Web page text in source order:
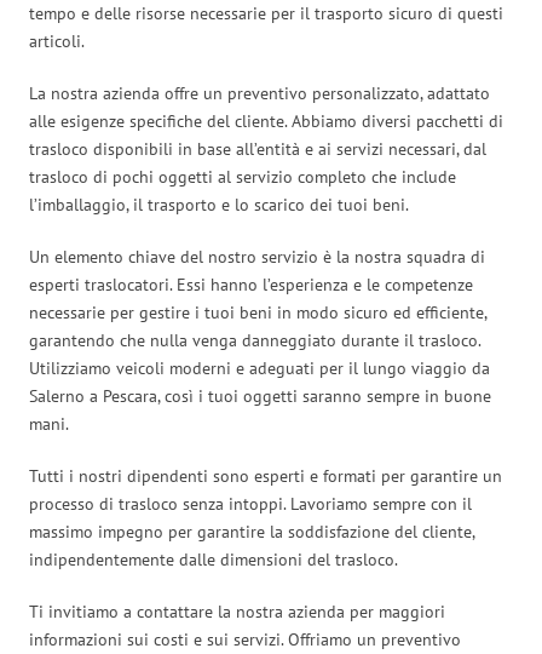
tempo e delle risorse necessarie per il trasporto sicuro di questi
articoli.
La nostra azienda offre un preventivo personalizzato, adattato
alle esigenze specifiche del cliente. Abbiamo diversi pacchetti di
trasloco disponibili in base all’entità e ai servizi necessari, dal
trasloco di pochi oggetti al servizio completo che include
l’imballaggio, il trasporto e lo scarico dei tuoi beni.
Un elemento chiave del nostro servizio è la nostra squadra di
esperti traslocatori. Essi hanno l’esperienza e le competenze
necessarie per gestire i tuoi beni in modo sicuro ed efficiente,
garantendo che nulla venga danneggiato durante il trasloco.
Utilizziamo veicoli moderni e adeguati per il lungo viaggio da
Salerno a Pescara, così i tuoi oggetti saranno sempre in buone
mani.
Tutti i nostri dipendenti sono esperti e formati per garantire un
processo di trasloco senza intoppi. Lavoriamo sempre con il
massimo impegno per garantire la soddisfazione del cliente,
indipendentemente dalle dimensioni del trasloco.
Ti invitiamo a contattare la nostra azienda per maggiori
informazioni sui costi e sui servizi. Offriamo un preventivo